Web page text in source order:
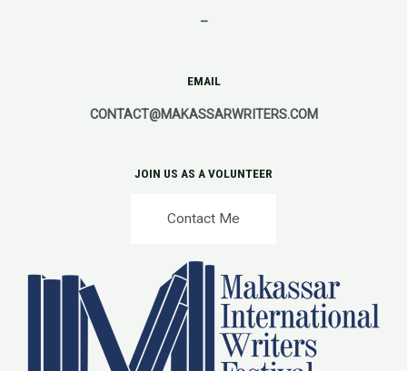
–
EMAIL
CONTACT@MAKASSARWRITERS.COM
JOIN US AS A VOLUNTEER
Contact Me